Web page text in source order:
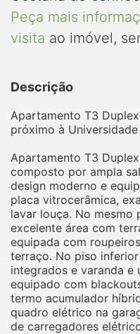
Peça mais
visita ao imóvel,
Descrição
Apartamento T3
próximo à
Apartamento T3
composto por ampla
design moderno e
placa vitrocerâmica,
lavar louça. No mesmo
excelente área com
equipada com
terraço. No piso
integrados e varanda
equipado com
termo acumulador
quadro elétrico na
de carregadores